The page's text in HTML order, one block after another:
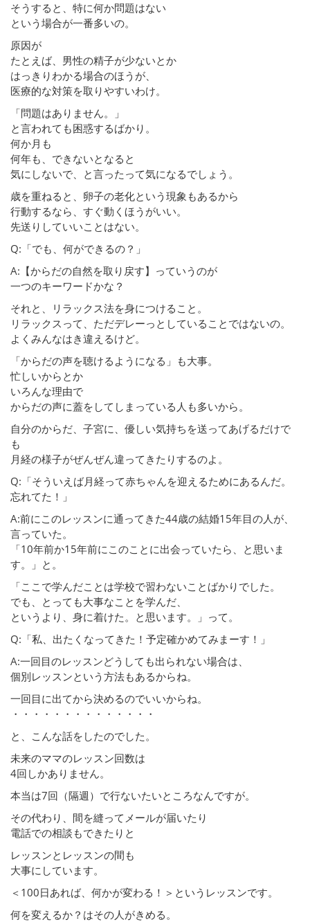
そうすると、特に何か問題はない
という場合が一番多いの。
原因が
たとえば、男性の精子が少ないとか
はっきりわかる場合のほうが、
医療的な対策を取りやすいわけ。
「問題はありません。」
と言われても困惑するばかり。
何か月も
何年も、できないとなると
気にしないで、と言ったって気になるでしょう。
歳を重ねると、卵子の老化という現象もあるから
行動するなら、すぐ動くほうがいい。
先送りしていいことはない。
Q:「でも、何ができるの？」
A:【からだの自然を取り戻す】っていうのが
一つのキーワードかな？
それと、リラックス法を身につけること。
リラックスって、ただデレーっとしていることではないの。
よくみんなはき違えるけど。
「からだの声を聴けるようになる」も大事。
忙しいからとか
いろんな理由で
からだの声に蓋をしてしまっている人も多いから。
自分のからだ、子宮に、優しい気持ちを送ってあげるだけで
も
月経の様子がぜんぜん違ってきたりするのよ。
Q:「そういえば月経って赤ちゃんを迎えるためにあるんだ。
忘れてた！」
A:前にこのレッスンに通ってきた44歳の結婚15年目の人が、
言っていた。
「10年前か15年前にこのことに出会っていたら、と思いま
す。」と。
「ここで学んだことは学校で習わないことばかりでした。
でも、とっても大事なことを学んだ、
というより、身に着けた。と思います。」って。
Q:「私、出たくなってきた！予定確かめてみまーす！」
A:一回目のレッスンどうしても出られない場合は、
個別レッスンという方法もあるからね。
一回目に出てから決めるのでいいからね。
・・・・・・・・・・・・・・
と、こんな話をしたのでした。
未来のママのレッスン回数は
4回しかありません。
本当は7回（隔週）で行ないたいところなんですが。
その代わり、間を縫ってメールが届いたり
電話での相談もできたりと
レッスンとレッスンの間も
大事にしています。
＜100日あれば、何かが変わる！＞というレッスンです。
何を変えるか？はその人がきめる。